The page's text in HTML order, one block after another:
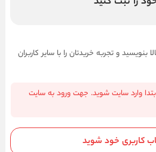
بنویسید و تجربه خریدتان را با سایر کاربران
وارد سایت شوید. جهت ورود به سایت
کاربری خود شوید